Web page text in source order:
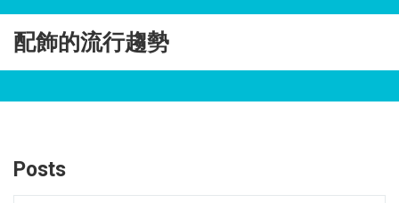
content
配飾的流行趨勢
Posts